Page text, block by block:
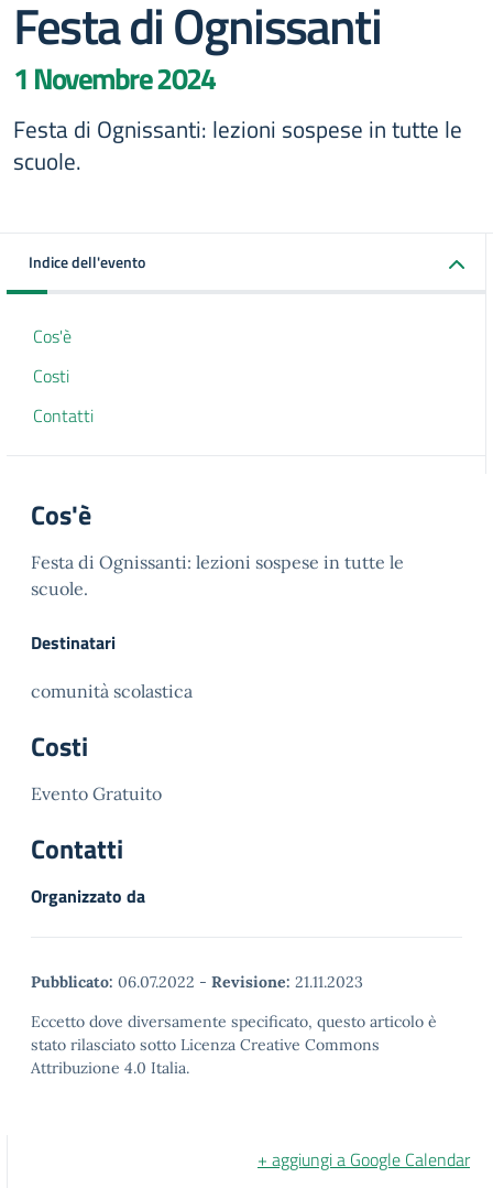
Festa di Ognissanti
1 Novembre 2024
Festa di Ognissanti: lezioni sospese in tutte le
scuole.
Indice dell'evento
Cos'è
Costi
Contatti
Cos'è
Festa di Ognissanti: lezioni sospese in tutte le
scuole.
Destinatari
comunità scolastica
Costi
Evento Gratuito
Contatti
Organizzato da
Pubblicato: 06.07.2022 - Revisione: 21.11.2023
Eccetto dove diversamente specificato, questo articolo è
stato rilasciato sotto Licenza Creative Commons
Attribuzione 4.0 Italia.
+ aggiungi a Google Calendar